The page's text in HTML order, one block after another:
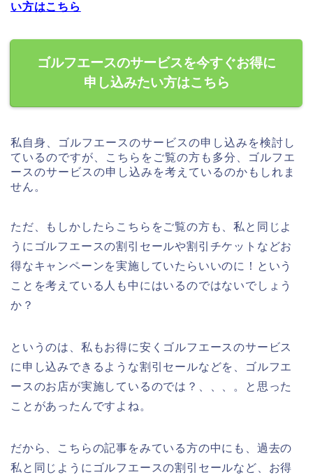
い方はこちら
ゴルフエースのサービスを今すぐお得に
申し込みたい方はこちら
私自身、ゴルフエースのサービスの申し込みを検討し
ているのですが、こちらをご覧の方も多分、ゴルフエ
ースのサービスの申し込みを考えているのかもしれま
せん。
ただ、もしかしたらこちらをご覧の方も、私と同じよ
うにゴルフエースの割引セールや割引チケットなどお
得なキャンペーンを実施していたらいいのに！という
ことを考えている人も中にはいるのではないでしょう
か？
というのは、私もお得に安くゴルフエースのサービス
に申し込みできるような割引セールなどを、ゴルフエ
ースのお店が実施しているのでは？、、、。と思った
ことがあったんですよね。
だから、こちらの記事をみている方の中にも、過去の
私と同じようにゴルフエースの割引セールなど、お得